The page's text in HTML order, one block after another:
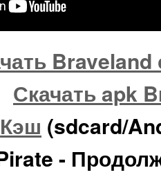
Braveland
Скачать apk
Кэш (sdcard/
-